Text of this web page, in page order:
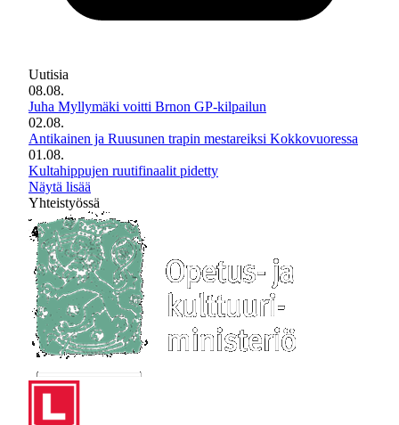
Uutisia
08.08.
Juha Myllymäki voitti Brnon GP-kilpailun
02.08.
Antikainen ja Ruusunen trapin mestareiksi Kokkovuoressa
01.08.
Kultahippujen ruutifinaalit pidetty
Näytä lisää
Yhteistyössä